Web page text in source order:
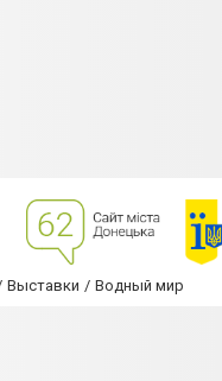
Выставки Водный мир